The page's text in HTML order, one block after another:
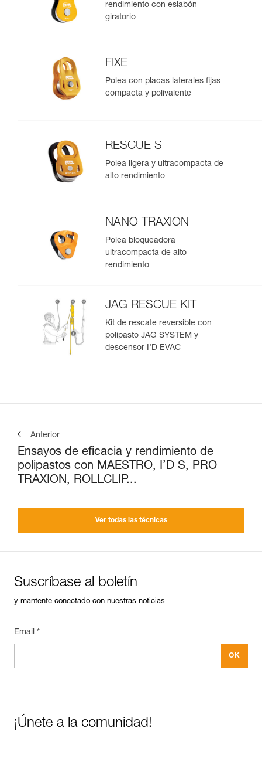
rendimiento con eslabón
giratorio
FIXE
Polea con placas laterales fijas
compacta y polivalente
RESCUE S
Polea ligera y ultracompacta de
alto rendimiento
NANO TRAXION
Polea bloqueadora
ultracompacta de alto
rendimiento
JAG RESCUE KIT
Kit de rescate reversible con
polipasto JAG SYSTEM y
descensor I’D EVAC
Anterior
Ensayos de eficacia y rendimiento de
polipastos con MAESTRO, I’D S, PRO
TRAXION, ROLLCLIP...
Ver todas las técnicas
Suscríbase al boletín
y mantente conectado con nuestras noticias
Email *
¡Únete a la comunidad!